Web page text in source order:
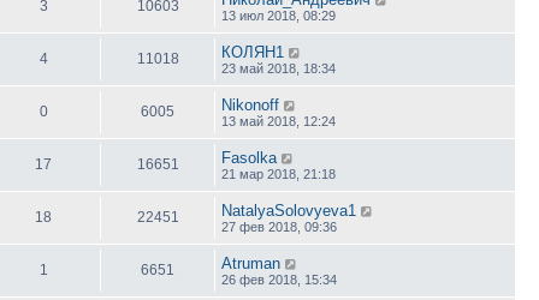
3 10603
13 июл 2018, 08:29
4 11018 КОЛЯН1
23 май 2018, 18:34
0 6005 Nikonoff
13 май 2018, 12:24
17 16651 Fasolka
21 мар 2018, 21:18
18 22451 NatalyaSolovyeva1
27 фев 2018, 09:36
1 6651 Atruman
26 фев 2018, 15:34